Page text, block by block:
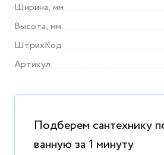
Ширина, мм
Высота, мм
ШтрихКод
Артикул
Подберем сантехнику
ванную за 1 минуту